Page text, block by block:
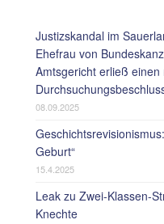
Justizskandal im
Ehefrau von
Amtsgericht erließ einen
08.09.2025
Geburt“
15.4.2025
Leak zu Zwei-Klassen-
Knechte